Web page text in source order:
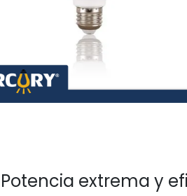
Potencia extrema y